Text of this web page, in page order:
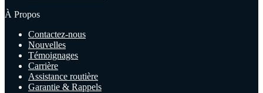
À Propos
Contactez-nous
Nouvelles
Témoignages
Carrière
Assistance routière
Garantie & Rappels